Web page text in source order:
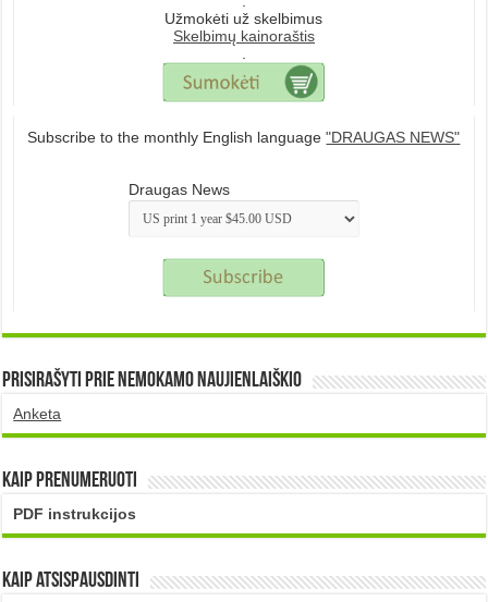
Užmokėti už skelbimus
Skelbimų kainoraštis
Subscribe to the monthly English language"DRAUGAS NEWS"
Draugas News
Prisirašyti prie nemokamo naujienlaiškio
Anketa
Kaip prenumeruoti
PDF instrukcijos
Kaip atsispausdinti